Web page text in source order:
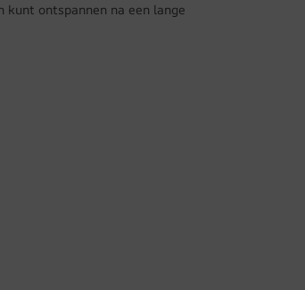
ontspannen na een lange